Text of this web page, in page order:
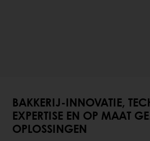
BAKKERIJ-INNOVATIE,
EXPERTISE EN OP MAAT
OPLOSSINGEN